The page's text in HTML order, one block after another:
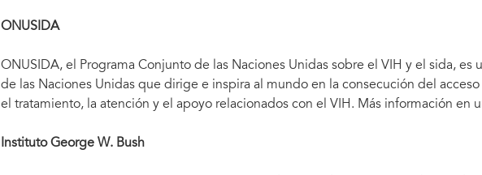
ONUSIDA
ONUSIDA, el Programa Conjunto de las Naciones Unidas sobre el VIH y el sida, es
de las Naciones Unidas que dirige e inspira al mundo en la consecución del
el tratamiento, la atención y el apoyo relacionados con el VIH. Más información en
Instituto George W. Bush